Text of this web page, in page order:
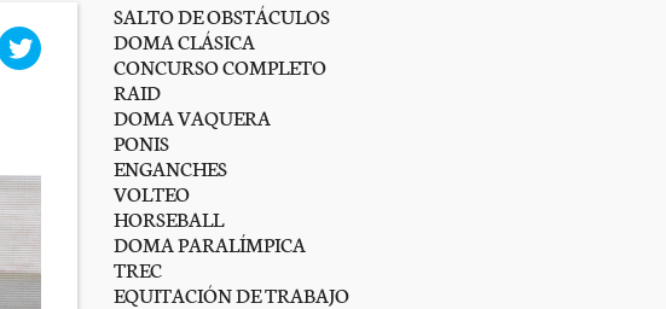
SALTO DE OBSTÁCULOS
DOMA CLÁSICA
CONCURSO COMPLETO
RAID
DOMA VAQUERA
PONIS
ENGANCHES
VOLTEO
HORSEBALL
DOMA PARALÍMPICA
TREC
EQUITACIÓN DE TRABAJO